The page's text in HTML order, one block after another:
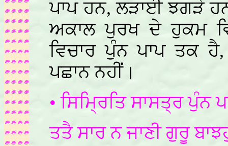
ਪਾਪ ਹਨ, ਲੜਾਈ ਝਗੜੇ
ਅਕਾਲ ਪੁਰਖ ਦੇ ਹੁਕਮ
ਵਿਚਾਰ ਪੁੰਨ ਪਾਪ ਤਕ
ਪਛਾਨ ਨਹੀਂ।
• ਸਿਮ੍ਰਿਤਿ ਸਾਸਤ੍ਰ ਪੁੰਨ
ਤਤੈ ਸਾਰ ਨ ਜਾਣੀ ਗੁਰੂ